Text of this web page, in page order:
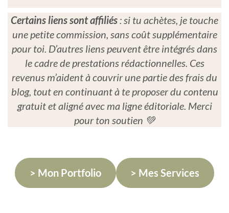
Certains liens sont affiliés: si tu achètes, je touche
une petite commission, sans coût supplémentaire
pour toi. D’autres liens peuvent être intégrés dans
le cadre de prestations rédactionnelles. Ces
revenus m’aident à couvrir une partie des frais du
blog, tout en continuant à te proposer du contenu
gratuit et aligné avec ma ligne éditoriale. Merci
pour ton soutien 💚
> Mon Portfolio > Mes Services